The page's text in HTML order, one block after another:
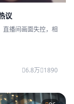
议
直播间画面失控，相
6.8万 1890